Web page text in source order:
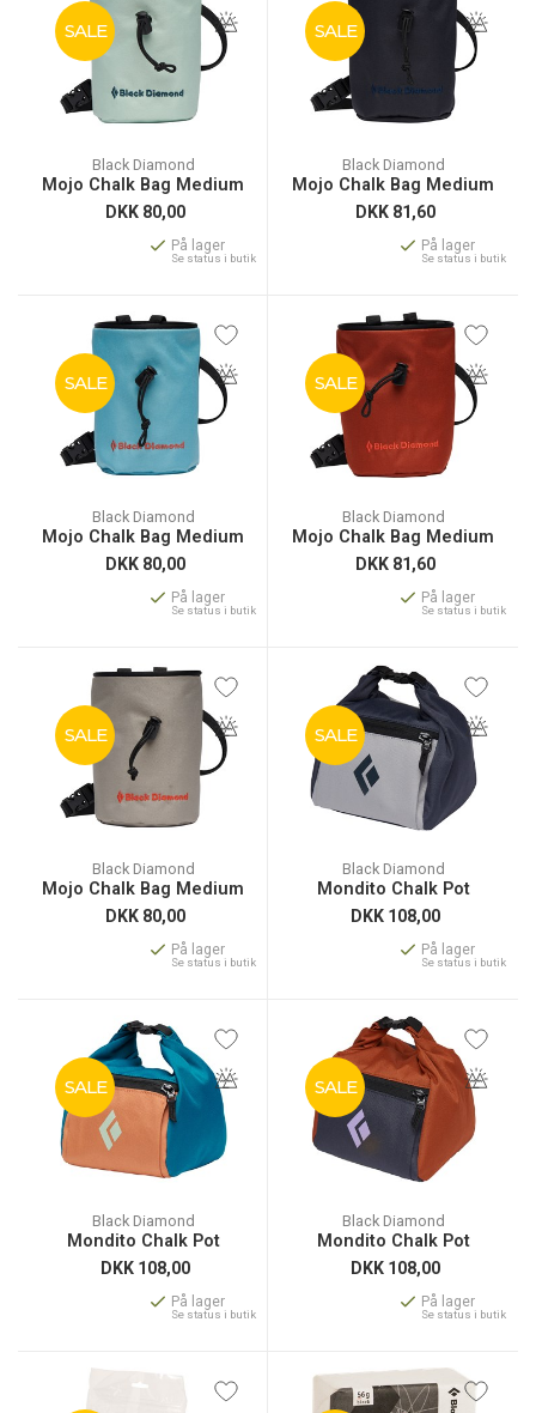
SALE
Black Diamond
Mojo Chalk Bag Medium
DKK 80,00
På lager
Se status i butik
SALE
Black Diamond
Mojo Chalk Bag Medium
DKK 81,60
På lager
Se status i butik
SALE
Black Diamond
Mojo Chalk Bag Medium
DKK 80,00
På lager
Se status i butik
SALE
Black Diamond
Mojo Chalk Bag Medium
DKK 81,60
På lager
Se status i butik
SALE
Black Diamond
Mojo Chalk Bag Medium
DKK 80,00
På lager
Se status i butik
SALE
Black Diamond
Mondito Chalk Pot
DKK 108,00
På lager
Se status i butik
SALE
Black Diamond
Mondito Chalk Pot
DKK 108,00
På lager
Se status i butik
SALE
Black Diamond
Mondito Chalk Pot
DKK 108,00
På lager
Se status i butik